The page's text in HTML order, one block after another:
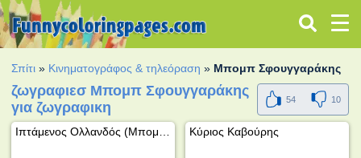
Σπίτι » Κινηματογράφος & τηλεόραση » Μπομπ Σφουγγαράκης
ζωγραφιεσ Μπομπ Σφουγγαράκης
για ζωγραφικη
54 10
Κύριος Καβούρης